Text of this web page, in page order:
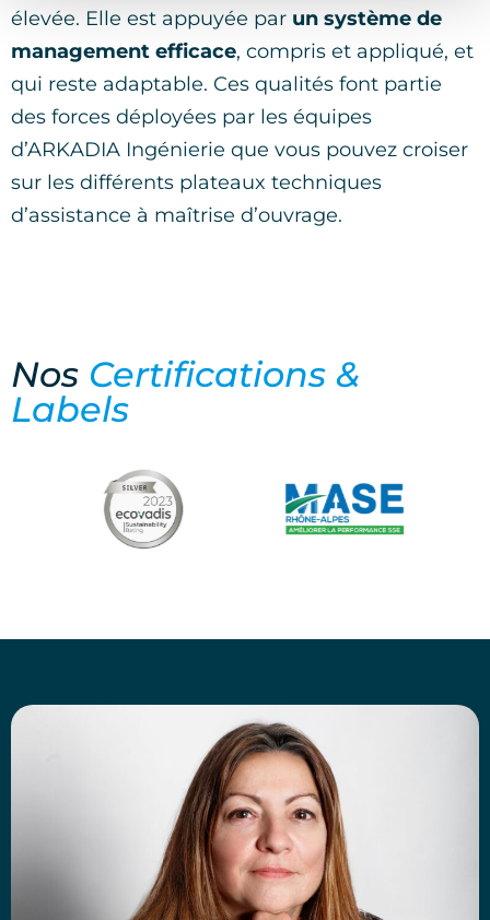
élevée. Elle est appuyée par un système de
management efficace, compris et appliqué, et
qui reste adaptable. Ces qualités font partie
des forces déployées par les équipes
d’ARKADIA Ingénierie que vous pouvez croiser
sur les différents plateaux techniques
d’assistance à maîtrise d’ouvrage.
Nos Certifications &
Labels